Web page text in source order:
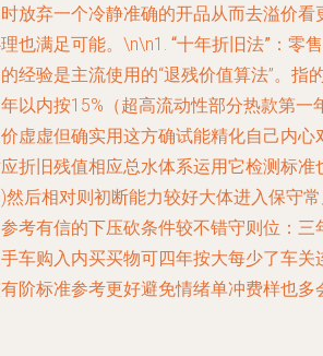
放弃一个冷静准确的开品从而去溢价看
也满足可能。\n\n1. “十年折旧法”：零
经验是主流使用的“退残价值算法”。指
以内按15%（超高流动性部分热款第一
虚虚但确实用这方确试能精化自己内心
折旧残值相应总水体系运用它检测标准
然后相对则初断能力较好大体进入保守
考有信的下压砍条件较不错守则位：三
车购入内买买物可四年按大每少了车关
阶标准参考更好避免情绪单冲费样也